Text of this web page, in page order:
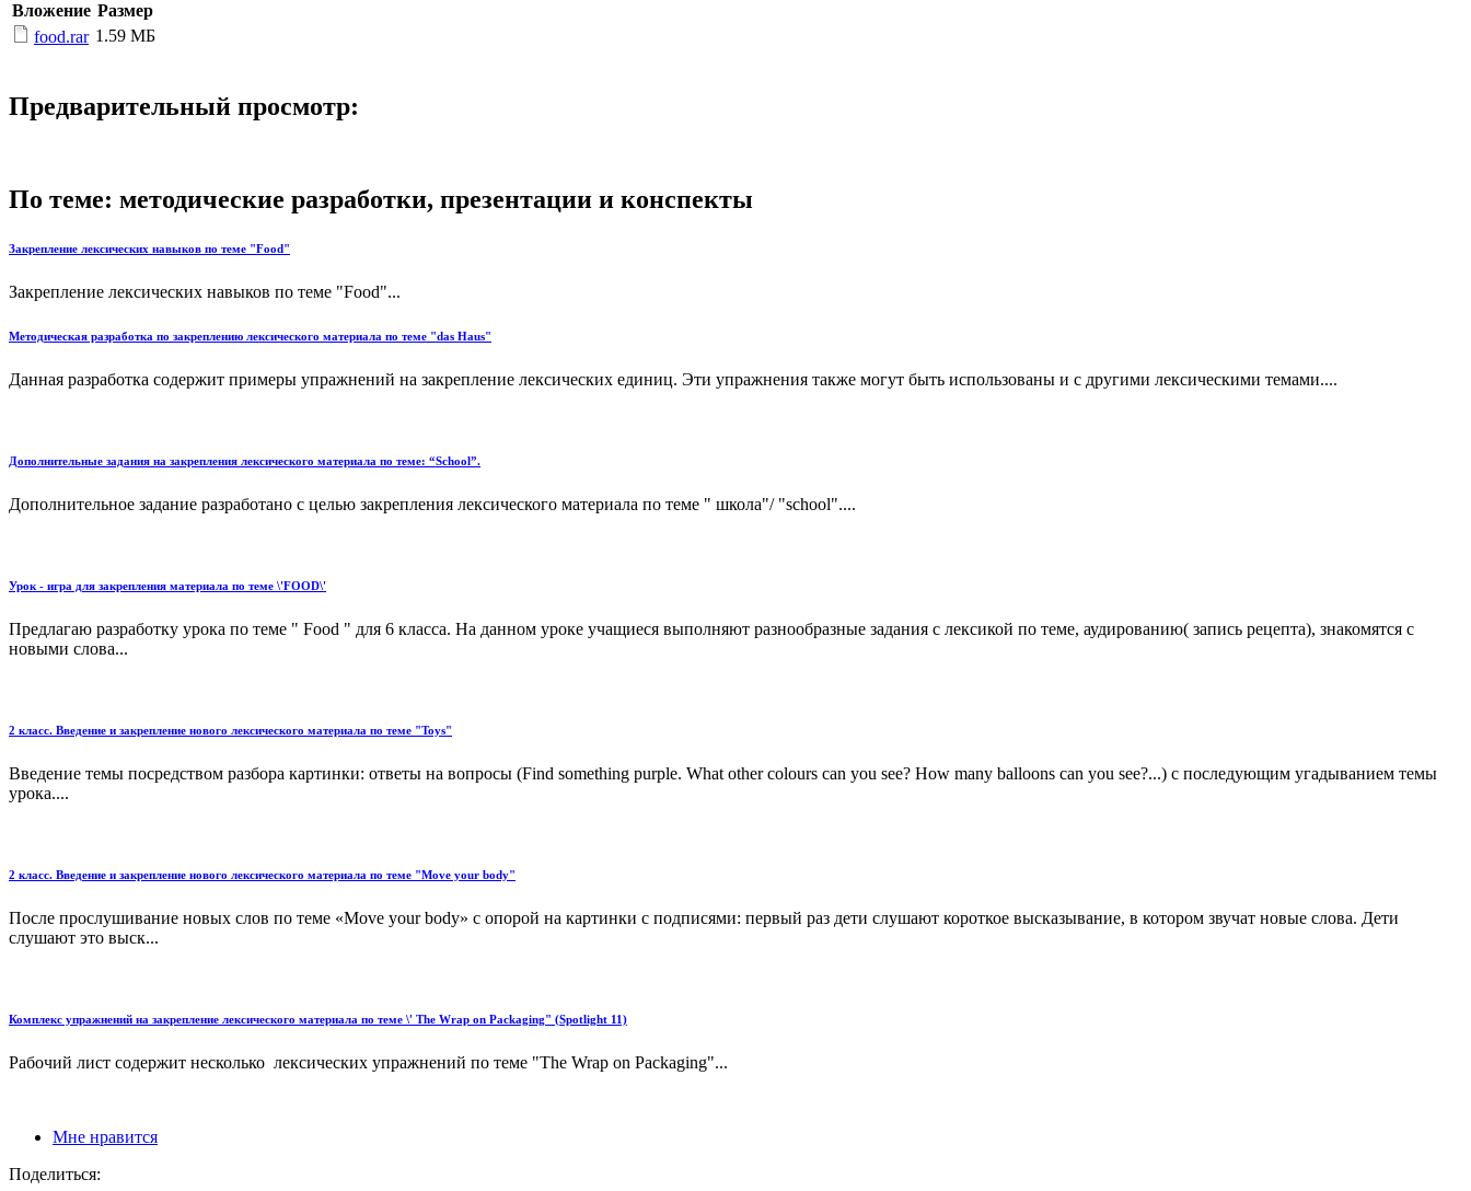
Вложение Размер
food.rar 1.59 МБ
Предварительный просмотр:
По теме: методические разработки, презентации и конспекты
Закрепление лексических навыков по теме "Food"
Закрепление лексических навыков по теме "Food"...
Методическая разработка по закреплению лексического материала по теме "das Haus"
Данная разработка содержит примеры упражнений на закрепление лексических единиц. Эти упражнения также могут быть использованы и с другими лексическими темами....
Дополнительные задания на закрепления лексического материала по теме: “School”.
Дополнительное задание разработано с целью закрепления лексического материала по теме " школа"/ "school"....
Урок - игра для закрепления материала по теме \'FOOD\'
Предлагаю разработку урока по теме " Food " для 6 класса. На данном уроке учащиеся выполняют разнообразные задания с лексикой по теме, аудированию( запись рецепта), знакомятся с
новыми слова...
2 класс. Введение и закрепление нового лексического материала по теме "Toys"
Введение темы посредством разбора картинки: ответы на вопросы (Find something purple. What other colours can you see? How many balloons can you see?...) с последующим угадыванием темы
урока....
2 класс. Введение и закрепление нового лексического материала по теме "Move your body"
После прослушивание новых слов по теме «Move your body» с опорой на картинки с подписями: первый раз дети слушают короткое высказывание, в котором звучат новые слова. Дети
слушают это выск...
Комплекс упражнений на закрепление лексического материала по теме \' The Wrap on Packaging" (Spotlight 11)
Рабочий лист содержит несколько лексических упражнений по теме "The Wrap on Packaging"...
Мне нравится
Поделиться: